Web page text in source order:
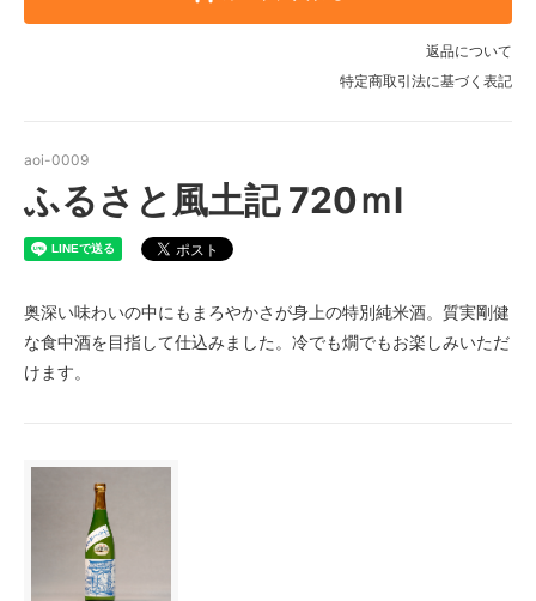
返品について
特定商取引法に基づく表記
aoi-0009
ふるさと風土記 720ｍl
奥深い味わいの中にもまろやかさが身上の特別純米酒。質実剛健
な食中酒を目指して仕込みました。冷でも燗でもお楽しみいただ
けます。